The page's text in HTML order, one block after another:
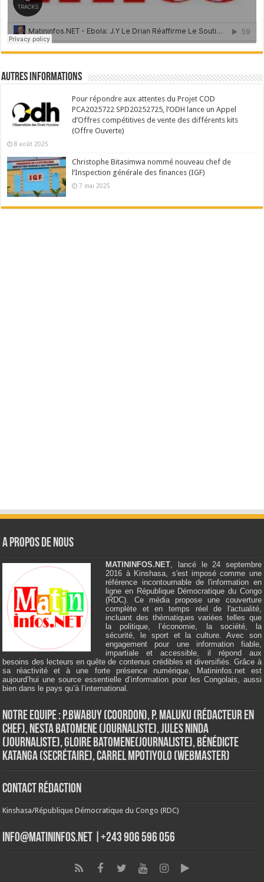
Autres Informations
Pour répondre aux attentes du Projet COD
PCA2025722 SPD20252725, l’ODH lance un Appel
d’Offres compétitives de vente des différents kits
(Offre Ouverte)
8 août 2025
Christophe Bitasimwa nommé nouveau chef de
l’Inspection générale des finances (IGF)
7 mai 2025
A Propos de Nous
MATININFOS.NET, lancé le 24 septembre
2016 à Kinshasa, s'est imposé comme une
référence incontournable de l'information en
ligne en République Démocratique du Congo
(RDC). Ce média propose une couverture
complète et en temps réel de l'actualité,
incluant des thématiques variées telles que
la politique, l’économie, la société, la
sécurité, le sport et la culture. Avec son
engagement pour une information fiable,
impartiale et accessible, il répond aux
besoins des lecteurs en quête de contenus crédibles et diversifiés. Grâce à
sa réactivité et à une forte présence numérique, Matininfos.net est
aujourd’hui une source essentielle d’information pour les Congolais, aussi
bien dans le pays qu’à l’international.
Notre Equipe : P.Bwabuy (Coordon), P. Maluku (Rédacteur en
Chef), Nesta Batomene (Journaliste), Jules Ninda
(Journaliste), Gloire Batomene(Journaliste), Bénédicte
Katanga (Secrétaire), Carrel Mpotiyolo (Webmaster)
Contact Rédaction
Kinshasa/République Démocratique du Congo (RDC)
info@matininfos.net |+243 906 596 056